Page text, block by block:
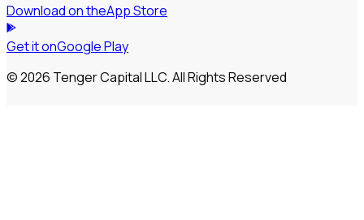
Download on theApp Store
Get it onGoogle Play
© 2026 Tenger Capital LLC. All Rights Reserved